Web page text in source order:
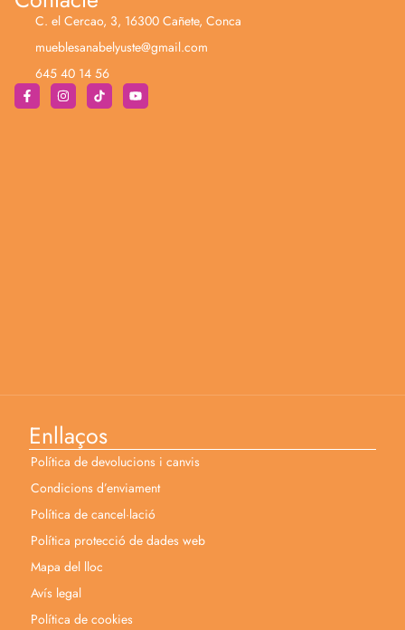
C. el Cercao, 3, 16300 Cañete, Conca
mueblesanabelyuste@gmail.com
645 40 14 56
Enllaços
Política de devolucions i canvis
Condicions d’enviament
Política de cancel·lació
Política protecció de dades web
Mapa del lloc
Avís legal
Política de cookies